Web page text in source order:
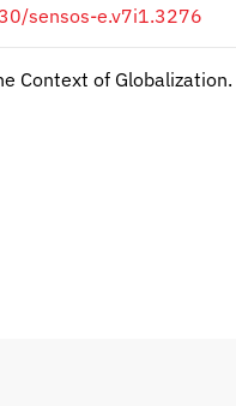
sensos-e.v7i1.3276
Context of Globalization.